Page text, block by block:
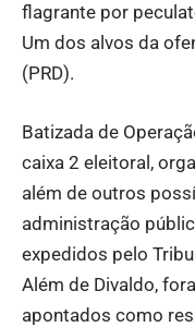
flagrante por
Um dos alvos da
(PRD).
Batizada de
caixa 2 eleitoral,
além de outros
administração
expedidos pelo
Além de Divaldo,
apontados como